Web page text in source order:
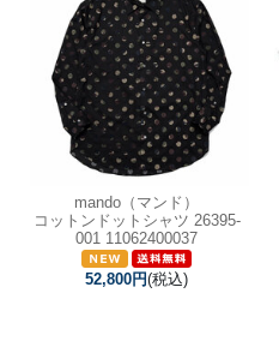
mando（マンド）
コットンドットシャツ 26395-
001 11062400037
52,800円(税込)